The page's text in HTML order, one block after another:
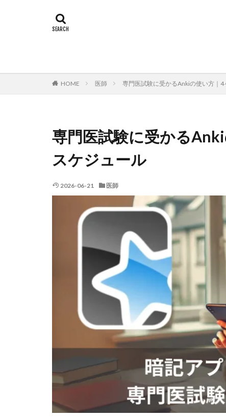
HOME 医師 専門医試験に受かるAnkiの使い方｜
専門医試験に受かる
スケジュール
2026-06-21 医師